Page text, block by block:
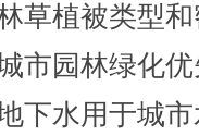
草植被类型
市园林绿化
下水用于城